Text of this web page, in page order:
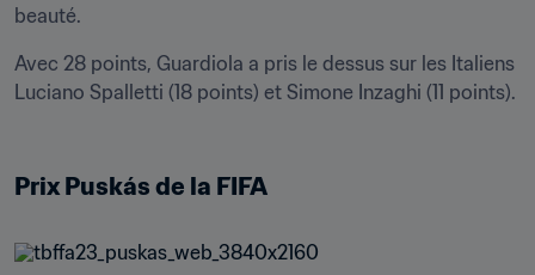
beauté.
Avec 28 points, Guardiola a pris le dessus sur les Italiens
Luciano Spalletti (18 points) et Simone Inzaghi (11 points).
Prix Puskás de la FIFA